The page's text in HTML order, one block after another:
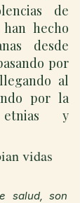
de
hecho
desde
por
al
por la
y
vidas
salud, son